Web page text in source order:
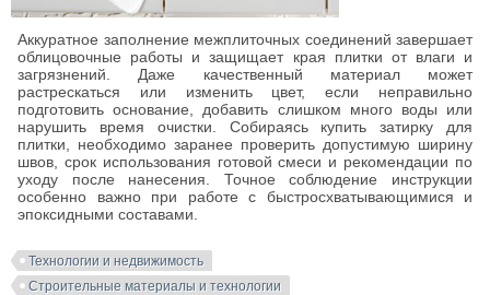
Аккуратное заполнение межплиточных соединений завершает
облицовочные работы и защищает края плитки от влаги и
загрязнений. Даже качественный материал может
растрескаться или изменить цвет, если неправильно
подготовить основание, добавить слишком много воды или
нарушить время очистки. Собираясь купить затирку для
плитки, необходимо заранее проверить допустимую ширину
швов, срок использования готовой смеси и рекомендации по
уходу после нанесения. Точное соблюдение инструкции
особенно важно при работе с быстросхватывающимися и
эпоксидными составами.
Технологии и недвижимость
Строительные материалы и технологии